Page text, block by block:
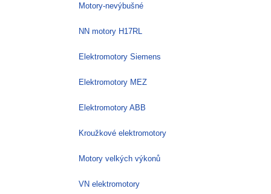
Motory-nevýbušné
NN motory H17RL
Elektromotory Siemens
Elektromotory MEZ
Elektromotory ABB
Kroužkové elektromotory
Motory velkých výkonů
VN elektromotory